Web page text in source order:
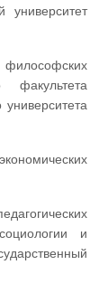
университет
факультета
университета
и